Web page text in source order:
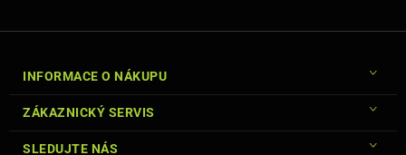
INFORMACE O NÁKUPU
ZÁKAZNICKÝ SERVIS
SLEDUJTE NÁS